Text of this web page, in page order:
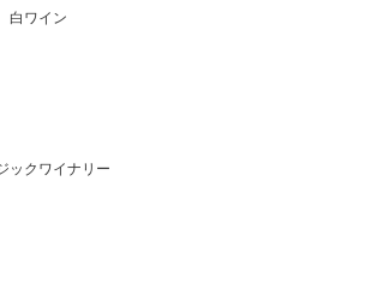
白ワイン
ックワイナリー